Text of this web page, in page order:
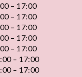
– 17:00
– 17:00
– 17:00
– 17:00
– 17:00
– 17:00
– 17:00